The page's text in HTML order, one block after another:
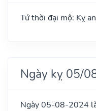
Tứ thời đại mộ: Kỵ
Ngày kỵ 05/
Ngày 05-08-2024